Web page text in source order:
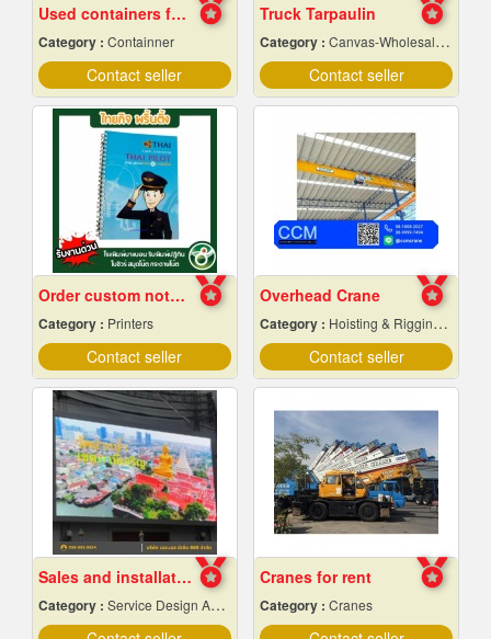
Used containers for sale, cheap price
Category : Containner
Contact seller
Truck Tarpaulin
Category : Canvas-Wholesale & Manufacturers
Contact seller
Order custom notebooks at low prices
Category : Printers
Contact seller
Overhead Crane
Category : Hoisting & Rigging Equipment
Contact seller
Sales and installation of outdoor LED display screens
Category : Service Design And Advertising 24 Hours.
Cranes for rent
Category : Cranes